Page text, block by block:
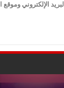
الإلكتروني وموقع